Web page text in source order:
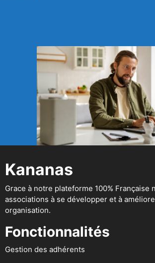
Kananas
Grace à notre plateforme 100% Française
associations à se développer et à
organisation.
Fonctionnalités
Gestion des adhérents